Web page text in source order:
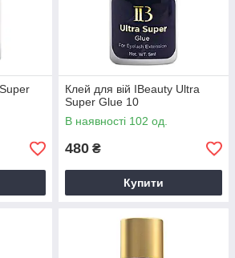
Клей для вій IBeauty Ultra
Super Glue 10
В наявності 102 од.
480 ₴
Купити